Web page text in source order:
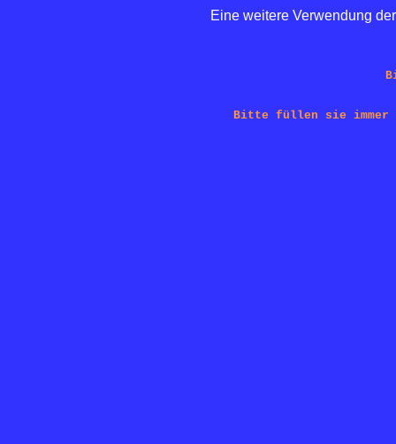
Eine weitere Verwendung
Bitte füllen sie immer